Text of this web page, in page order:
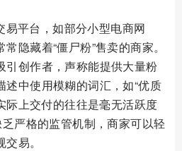
易平台，如部分小型电商网
隐藏着“僵尸粉”售卖的商家。
引创作者，声称能提供大量粉
述中使用模糊的词汇，如“优质
际上交付的往往是毫无活跃度
严格的监管机制，商家可以轻
易。